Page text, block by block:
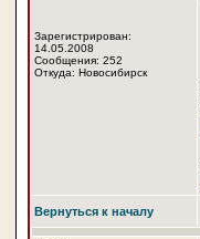
Зарегистрирован:
14.05.2008
Сообщения: 252
Откуда: Новосибирск
Вернуться к началу